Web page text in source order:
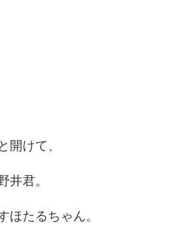
開けて、
井君。
ほたるちゃん。